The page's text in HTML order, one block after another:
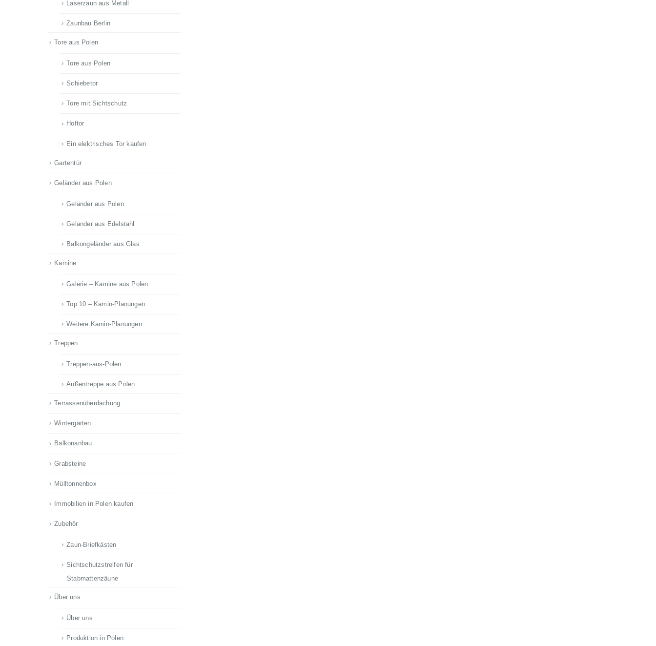
Laserzaun aus Metall
Zaunbau Berlin
Tore aus Polen
Tore aus Polen
Schiebetor
Tore mit Sichtschutz
Hoftor
Ein elektrisches Tor kaufen
Gartentür
Geländer aus Polen
Geländer aus Polen
Geländer aus Edelstahl
Balkongeländer aus Glas
Kamine
Galerie – Kamine aus Polen
Top 10 – Kamin-Planungen
Weitere Kamin-Planungen
Treppen
Treppen-aus-Polen
Außentreppe aus Polen
Terrassenüberdachung
Wintergärten
Balkonanbau
Grabsteine
Mülltonnenbox
Immobilien in Polen kaufen
Zubehör
Zaun-Briefkästen
Sichtschutzstreifen für
Stabmattenzäune
Über uns
Über uns
Produktion in Polen